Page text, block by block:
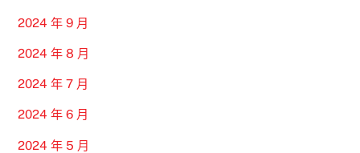
2024 年 9 月
2024 年 8 月
2024 年 7 月
2024 年 6 月
2024 年 5 月